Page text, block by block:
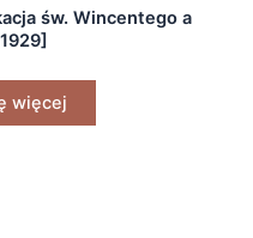
św. Wincentego a
więcej